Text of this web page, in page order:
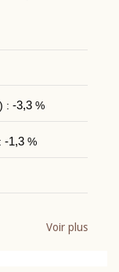
: -3,3%
-1,3%
Voir plus